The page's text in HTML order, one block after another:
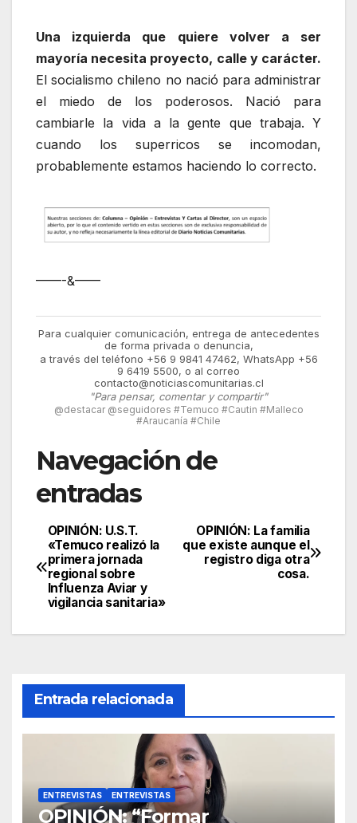
Una izquierda que quiere volver a ser
mayoría necesita proyecto, calle y carácter.
El socialismo chileno no nació para administrar
el miedo de los poderosos. Nació para
cambiarle la vida a la gente que trabaja. Y
cuando los superricos se incomodan,
probablemente estamos haciendo lo correcto.
——-&——
Para cualquier comunicación, entrega de antecedentes
de forma privada o denuncia,
a través del teléfono +56 9 9841 47462, WhatsApp +56
9 6419 5500, o al correo
contacto@noticiascomunitarias.cl
"Para pensar, comentar y compartir"
@destacar @seguidores #Temuco #Cautin #Malleco
#Araucanía #Chile
Navegación de
entradas
OPINIÓN: La familia
que existe aunque el
registro diga otra
cosa.
OPINIÓN: U.S.T.
«Temuco realizó la
primera jornada
regional sobre
Influenza Aviar y
vigilancia sanitaria»
Entrada relacionada
ENTREVISTAS ENTREVISTAS
OPINIÓN: “Formar